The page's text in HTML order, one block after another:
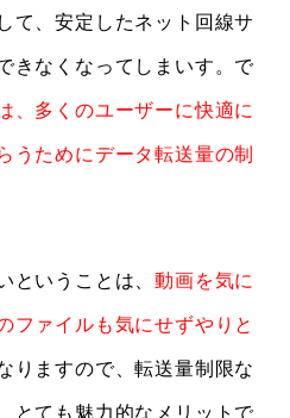
て、安定したネット回線サ
きなくなってしまいす。で
、多くのユーザーに快適に
うためにデータ転送量の制
ということは、動画を気に
ファイルも気にせずやりと
りますので、転送量制限な
とても魅力的なメリットで